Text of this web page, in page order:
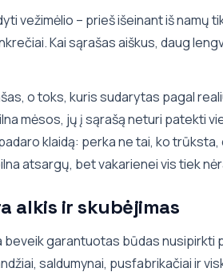
vežimėlio – prieš išeinant iš namų
Kai sąrašas aiškus, daug
o toks, kuris sudarytas pagal
mėsos, jų į sąrašą neturi patekti
klaidą: perka ne tai, ko
atsargų, bet vakarienei vis tiek
alkis ir skubėjimas
garantuotas būdas nusipirkti
saldumynai, pusfabrikačiai ir